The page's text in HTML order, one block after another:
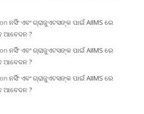
on ନର୍ସିଂ ଏବଂ ଗ୍ରାଜୁଏଟସଙ୍କ ପାଇଁ AIIMS ରେ
ଆବେଦନ ?
on ନର୍ସିଂ ଏବଂ ଗ୍ରାଜୁଏଟସଙ୍କ ପାଇଁ AIIMS ରେ
ଆବେଦନ ?
on ନର୍ସିଂ ଏବଂ ଗ୍ରାଜୁଏଟସଙ୍କ ପାଇଁ AIIMS ରେ
ଆବେଦନ ?